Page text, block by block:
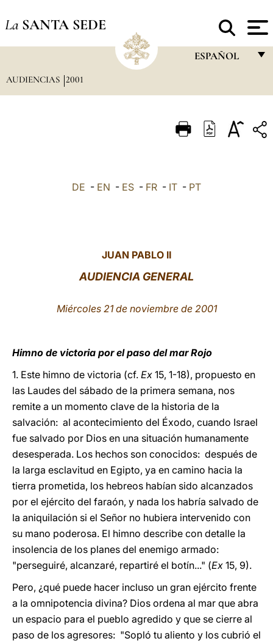
La SANTA SEDE
ESPAÑOL
ITALIANO
AUDIENCIAS 2001
DE - EN - ES - FR - IT - PT
JUAN PABLO II
AUDIENCIA GENERAL
Miércoles 21 de noviembre de 2001
Himno de victoria por el paso del mar Rojo
1. Este himno de victoria (cf. Ex 15, 1-18), propuesto en
las Laudes del sábado de la primera semana, nos
remite a un momento clave de la historia de la
salvación: al acontecimiento del Éxodo, cuando Israel
fue salvado por Dios en una situación humanamente
desesperada. Los hechos son conocidos: después de
la larga esclavitud en Egipto, ya en camino hacia la
tierra prometida, los hebreos habían sido alcanzados
por el ejército del faraón, y nada los habría salvado de
la aniquilación si el Señor no hubiera intervenido con
su mano poderosa. El himno describe con detalle la
insolencia de los planes del enemigo armado:
"perseguiré, alcanzaré, repartiré el botín..." (Ex 15, 9).
Pero, ¿qué puede hacer incluso un gran ejército frente
a la omnipotencia divina? Dios ordena al mar que abra
un espacio para el pueblo agredido y que se cierre al
paso de los agresores: "Sopló tu aliento y los cubrió el